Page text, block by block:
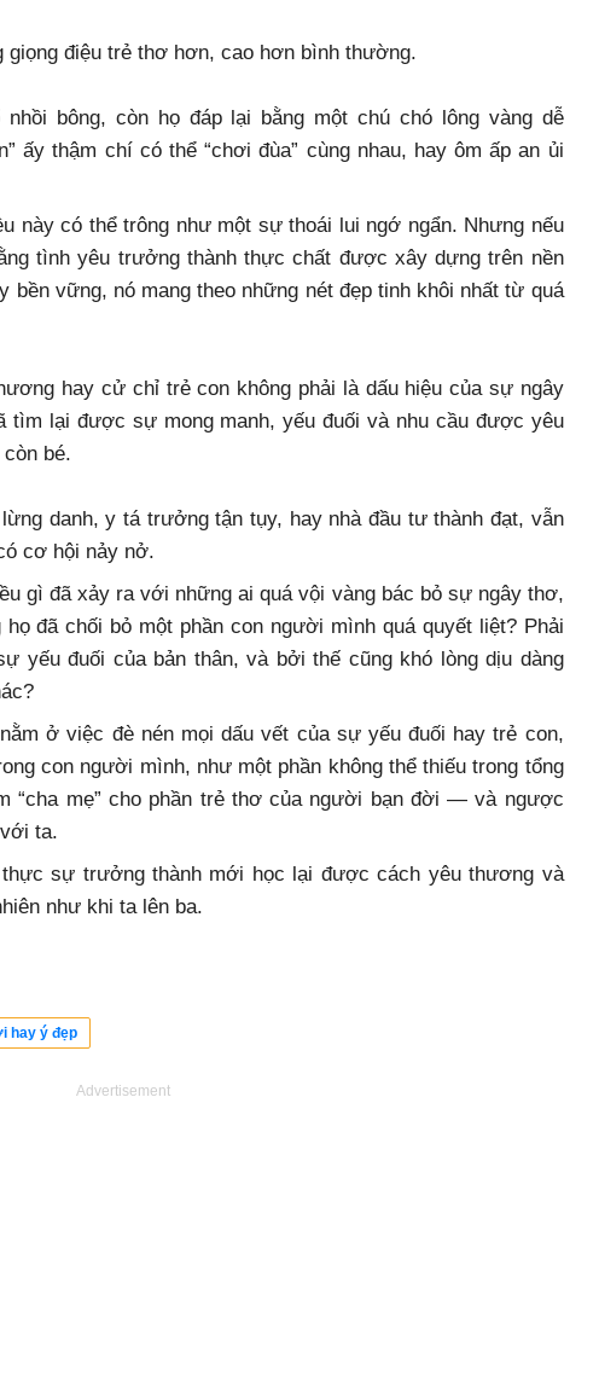
giọng điệu trẻ thơ hơn, cao hơn bình thường.
bông, còn họ đáp lại bằng một chú chó lông vàng dễ
ấy thậm chí có thể “chơi đùa” cùng nhau, hay ôm ấp an ủi
này có thể trông như một sự thoái lui ngớ ngẩn. Nhưng nếu
tình yêu trưởng thành thực chất được xây dựng trên nền
bền vững, nó mang theo những nét đẹp tinh khôi nhất từ quá
hay cử chỉ trẻ con không phải là dấu hiệu của sự ngây
tìm lại được sự mong manh, yếu đuối và nhu cầu được yêu
bé.
danh, y tá trưởng tận tụy, hay nhà đầu tư thành đạt, vẫn
cơ hội nảy nở.
gì đã xảy ra với những ai quá vội vàng bác bỏ sự ngây thơ,
đã chối bỏ một phần con người mình quá quyết liệt? Phải
yếu đuối của bản thân, và bởi thế cũng khó lòng dịu dàng
ở việc đè nén mọi dấu vết của sự yếu đuối hay trẻ con,
con người mình, như một phần không thể thiếu trong tổng
“cha mẹ” cho phần trẻ thơ của người bạn đời — và ngược
ta.
sự trưởng thành mới học lại được cách yêu thương và
như khi ta lên ba.
hay ý đẹp
Advertisement